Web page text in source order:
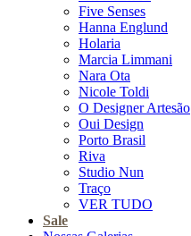
Five Senses
Hanna Englund
Holaria
Marcia Limmani
Nara Ota
Nicole Toldi
O Designer Artesão
Oui Design
Porto Brasil
Riva
Studio Nun
Traço
VER TUDO
Sale